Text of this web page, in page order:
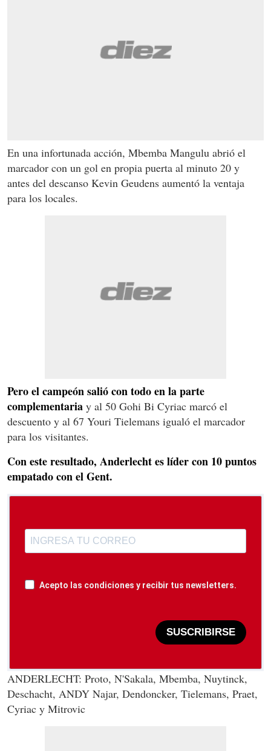
En una infortunada acción, Mbemba Mangulu abrió el
marcador con un gol en propia puerta al minuto 20 y
antes del descanso Kevin Geudens aumentó la ventaja
para los locales.
Pero el campeón salió con todo en la parte
complementaria y al 50 Gohi Bi Cyriac marcó el
descuento y al 67 Youri Tielemans igualó el marcador
para los visitantes.
Con este resultado, Anderlecht es líder con 10 puntos
empatado con el Gent.
Acepto las condiciones y recibir tus newsletters.
SUSCRIBIRSE
ANDERLECHT: Proto, N'Sakala, Mbemba, Nuytinck,
Deschacht, ANDY Najar, Dendoncker, Tielemans, Praet,
Cyriac y Mitrovic